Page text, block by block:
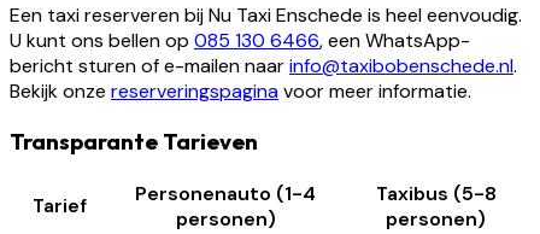
Een taxi reserveren bij Nu Taxi Enschede is heel eenvoudig.
U kunt ons bellen op 085 130 6466, een WhatsApp-
bericht sturen of e-mailen naarinfo@taxibobenschede.nl.
Bekijk onze reserveringspaginavoor meer informatie.
Transparante Tarieven
Tarief
Personenauto (1-4
personen)
Taxibus (5-8
personen)